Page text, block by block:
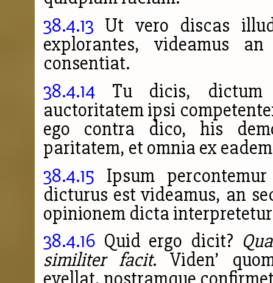
38.4.13 Ut vero discas
explorantes, videamus
consentiat.
38.4.14 Tu dicis, dictum
auctoritatem ipsi
ego contra dico, his
paritatem, et omnia ex
38.4.15 Ipsum
dicturus est videamus, an
opinionem dicta
38.4.16 Quid ergo dicit?
similiter facit. Viden’